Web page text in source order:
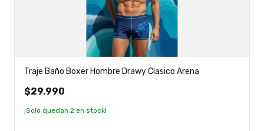
Traje Baño Boxer Hombre Drawy Clasico Arena
$29.990
¡Solo quedan 2 en stock!